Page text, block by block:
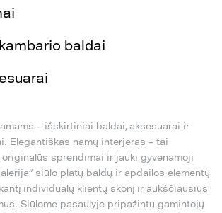
baldai
– išskirtiniai baldai, aksesuarai ir
Elegantiškas namų interjeras – tai
sprendimai ir jauki gyvenamoji
siūlo platų baldų ir apdailos elementų
individualų klientų skonį ir aukščiausius
Siūlome pasaulyje pripažintų gamintojų